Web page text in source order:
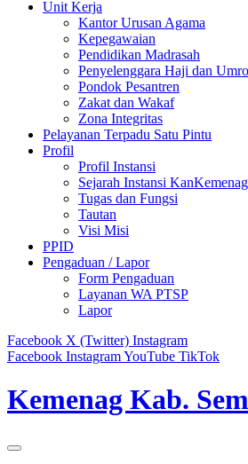
Unit Kerja
Kantor Urusan Agama
Kepegawaian
Pendidikan Madrasah
Penyelenggara Haji dan
Pondok Pesantren
Zakat dan Wakaf
Zona Integritas
Pelayanan Terpadu Satu Pintu
Profil
Profil Instansi
Sejarah Instansi
Tugas dan Fungsi
Tautan
Visi Misi
PPID
Pengaduan / Lapor
Form Pengaduan
Layanan WA PTSP
Lapor
Facebook X (Twitter) Instagram
Facebook InstagramYouTube TikTok
Kemenag Kab.